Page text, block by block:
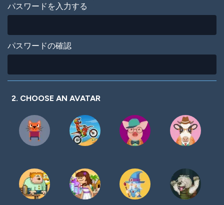
パスワードを入力する
パスワードの確認
2. CHOOSE AN AVATAR